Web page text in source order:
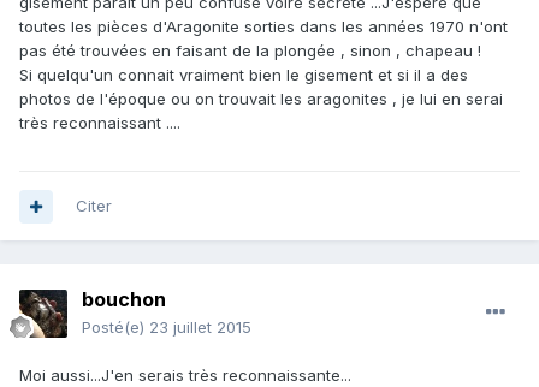
toutes les pièces d'Aragonite sorties dans les années 1970 n'ont
pas été trouvées en faisant de la plongée , sinon , chapeau !
Si quelqu'un connait vraiment bien le gisement et si il a des
photos de l'époque ou on trouvait les aragonites , je lui en serai
très reconnaissant ....
Citer
bouchon
Posté(e) 23 juillet 2015
Moi aussi...J'en serais très reconnaissante...